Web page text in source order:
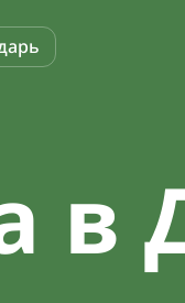
в